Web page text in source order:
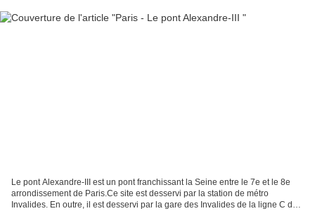
Le pont Alexandre-III est un pont franchissant la Seine entre le 7e et le 8e
arrondissement de Paris.Ce site est desservi par la station de métro
Invalides. En outre, il est desservi par la gare des Invalides de la ligne C du